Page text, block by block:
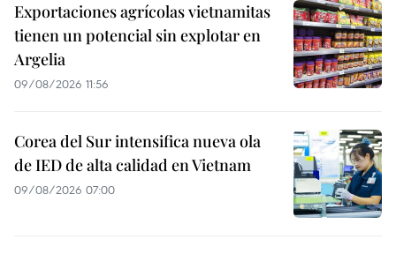
Exportaciones agrícolas vietnamitas
tienen un potencial sin explotar en
Argelia
09/08/2026 11:56
Corea del Sur intensifica nueva ola
de IED de alta calidad en Vietnam
09/08/2026 07:00